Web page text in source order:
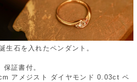
生石を入れたペンダント。
証書付。
アメジスト ダイヤモンド 0.03ct ペ